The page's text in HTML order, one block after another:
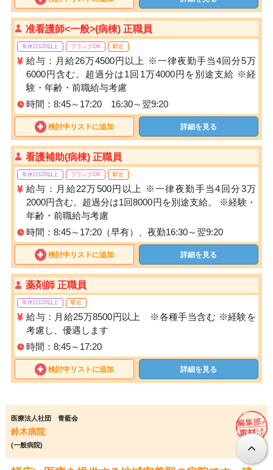
准看護師<一般>(病棟) 正職員
年休日120以上 ブランクOK 駅近
給与：月給26万4500円以上 ※一律夜勤手当4回分5万
6000円含む。超過分は1回1万4000円を別途支給 ※経
験・年齢・前職給与考慮
時間：8:45～17:20 16:30～翌9:20
検討中リストに追加 詳細を見る
看護補助(病棟) 正職員
年休日120以上 ブランクOK 駅近
給与：月給22万500円以上 ※一律夜勤手当4回分3万
2000円含む。超過分は1回8000円を別途支給。 ※経験・
年齢・前職給与考慮
時間：8:45～17:20（早有）、夜勤16:30～翌9:20
検討中リストに追加 詳細を見る
薬剤師 正職員
年休日120以上 駅近
給与：月給25万8500円以上 ※各種手当含む ※経験を
考慮し、優遇します
時間：8:45～17:20
検討中リストに追加 詳細を見る
医療法人社団 青藍会
鈴木病院
(一般病院)